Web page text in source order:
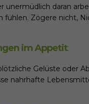
unermüdlich daran
fühlen. Zögere nicht,
im Appetit:
Gelüste oder
nahrhafte